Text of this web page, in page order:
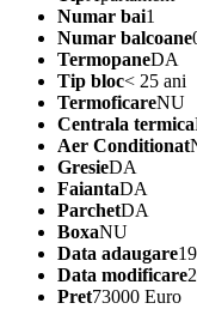
Numar bai1
Numar balcoane
TermopaneDA
Tip bloc< 25 ani
TermoficareNU
Centrala termica
Aer Conditionat
GresieDA
FaiantaDA
ParchetDA
BoxaNU
Data adaugare
Data modificare
Pret73000 Euro